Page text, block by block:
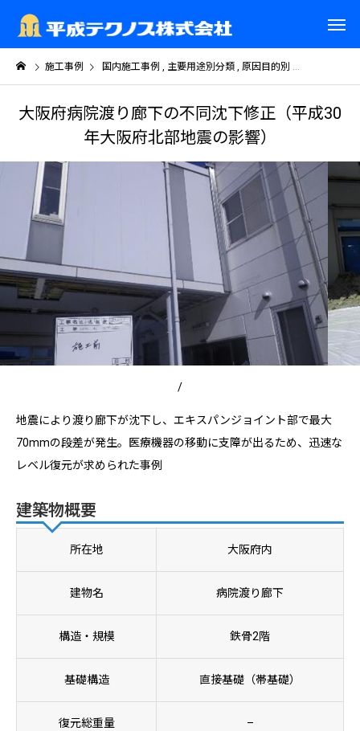
施工事例 国内施工事例 主要用途別分類 原因目的別 関西（近畿地
大阪府病院渡り廊下の不同沈下修正（平成30
年大阪府北部地震の影響）
/
地震により渡り廊下が沈下し、エキスパンジョイント部で最大
70mmの段差が発生。医療機器の移動に支障が出るため、迅速な
レベル復元が求められた事例
建築物概要
所在地 大阪府内
建物名 病院渡り廊下
構造・規模 鉄骨2階
基礎構造 直接基礎（帯基礎）
復元総重量 –